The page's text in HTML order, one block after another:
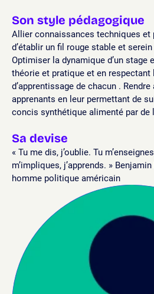
Son style pédagogique
Allier connaissances techniques et
d’établir un fil rouge stable et
Optimiser la dynamique d’un stage
théorie et pratique et en respectant
d’apprentissage de chacun .
apprenants en leur permettant de
concis synthétique alimenté par de
Sa devise
« Tu me dis, j’oublie. Tu
m’impliques, j’apprends. »
homme politique américain